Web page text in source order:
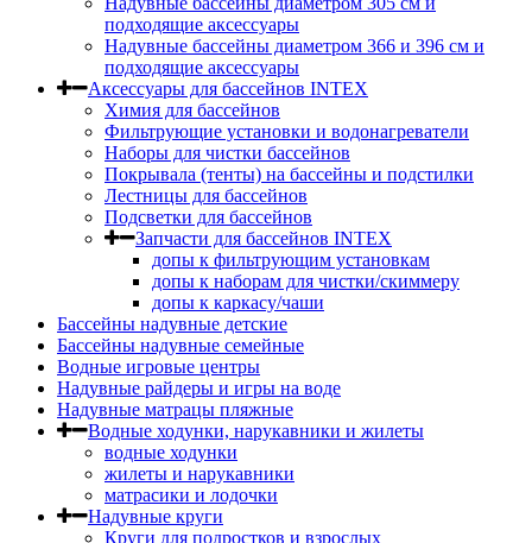
подходящие аксессуары
Надувные бассейны диаметром 366 и 396 см и
подходящие аксессуары
Аксессуары для бассейнов INTEX
Химия для бассейнов
Фильтрующие установки и водонагреватели
Наборы для чистки бассейнов
Покрывала (тенты) на бассейны и подстилки
Лестницы для бассейнов
Подсветки для бассейнов
Запчасти для бассейнов INTEX
допы к фильтрующим установкам
допы к наборам для чистки/скиммеру
допы к каркасу/чаши
Бассейны надувные детские
Бассейны надувные семейные
Водные игровые центры
Надувные райдеры и игры на воде
Надувные матрацы пляжные
Водные ходунки, нарукавники и жилеты
водные ходунки
жилеты и нарукавники
матрасики и лодочки
Надувные круги
Круги для подростков и взрослых